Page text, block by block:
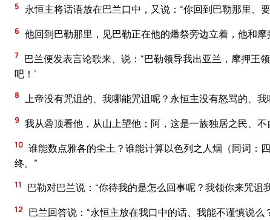
5 永恒主将话语放在巴兰口中，又说：“你回到巴勒那里、
6 他回到巴勒那里，见巴勒正在他的燔祭旁边立着，他和摩
7 巴兰便发表言论歌来、说：“巴勒领导我出亚兰，摩押王
吧！’
8 上帝没有咒诅的、我哪能咒诅呢？永恒主没有怒骂的、我
9 我从碞顶看他，从山上望他；阿，这是一族独居之民、不
10 谁能数点雅各的尘土？谁能计算以色列之人烟（同词：
终。”
11 巴勒对巴兰说：“你待我的是怎么回事呢？我领你来咒诅
12 巴兰回答说：“永恒主放在我口中的话、我能不谨慎说么